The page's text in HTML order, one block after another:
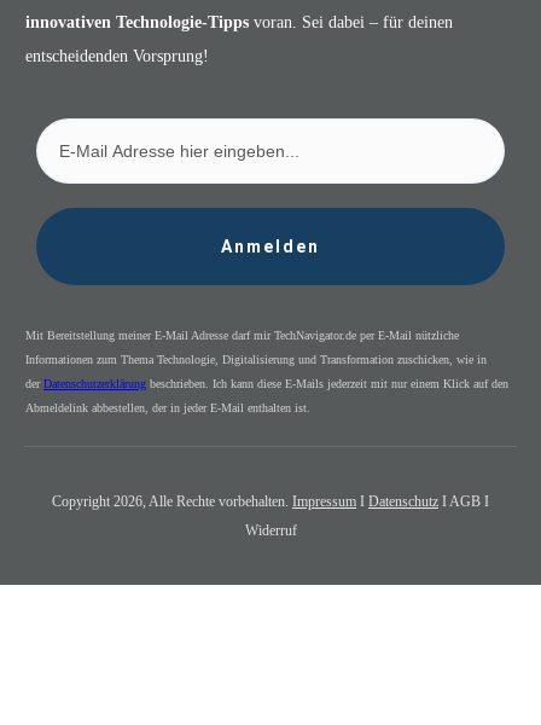
innovativen Technologie-Tipps voran. Sei dabei – für deinen
entscheidenden Vorsprung!
Anmelden
Mit Bereitstellung meiner E-Mail Adresse darf mir TechNavigator.de per E-Mail nützliche
Informationen zum Thema Technologie, Digitalisierung und Transformation zuschicken, wie in
derDatenschutzerklärung beschrieben. Ich kann diese E-Mails jederzeit mit nur einem Klick auf den
Abmeldelink abbestellen, der in jeder E-Mail enthalten ist.
Copyright 2026, Alle Rechte vorbehalten. Impressum I Datenschutz I AGB I
Widerruf